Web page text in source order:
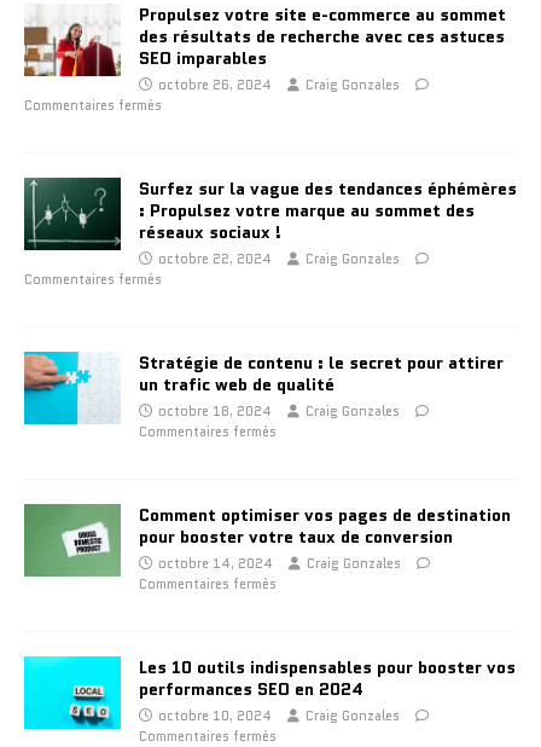
Propulsez votre site e-commerce au sommet
des résultats de recherche avec ces astuces
SEO imparables
octobre 26, 2024
Craig Gonzales
Commentaires fermés
Surfez sur la vague des tendances éphémères
: Propulsez votre marque au sommet des
réseaux sociaux !
octobre 22, 2024
Craig Gonzales
Commentaires fermés
Stratégie de contenu : le secret pour attirer
un trafic web de qualité
octobre 18, 2024
Craig Gonzales
Commentaires fermés
Comment optimiser vos pages de destination
pour booster votre taux de conversion
octobre 14, 2024
Craig Gonzales
Commentaires fermés
Les 10 outils indispensables pour booster vos
performances SEO en 2024
octobre 10, 2024
Craig Gonzales
Commentaires fermés